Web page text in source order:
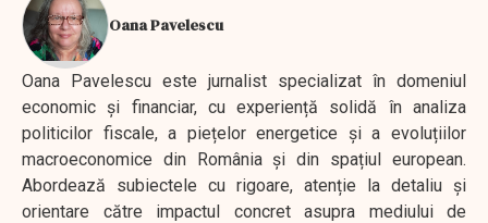
Oana Pavelescu
Oana Pavelescu este jurnalist specializat în domeniul
economic și financiar, cu experiență solidă în analiza
politicilor fiscale, a piețelor energetice și a evoluțiilor
macroeconomice din România și din spațiul european.
Abordează subiectele cu rigoare, atenție la detaliu și
orientare către impactul concret asupra mediului de